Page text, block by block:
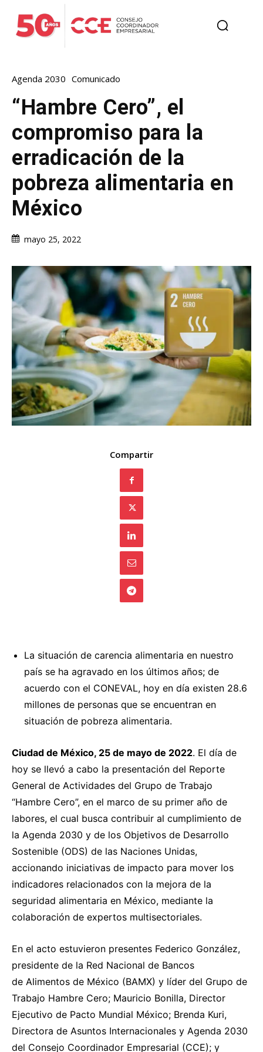
Agenda 2030 Comunicado
“Hambre Cero”, el
compromiso para la
erradicación de la
pobreza alimentaria en
México
mayo 25, 2022
Compartir
La situación de carencia alimentaria en nuestro
país se ha agravado en los últimos años; de
acuerdo con el CONEVAL, hoy en día existen 28.6
millones de personas que se encuentran en
situación de pobreza alimentaria.
Ciudad de México, 25 de mayo de 2022. El día de
hoy se llevó a cabo la presentación del Reporte
General de Actividades del Grupo de Trabajo
“Hambre Cero”, en el marco de su primer año de
labores, el cual busca contribuir al cumplimiento de
la Agenda 2030 y de los Objetivos de Desarrollo
Sostenible (ODS) de las Naciones Unidas,
accionando iniciativas de impacto para mover los
indicadores relacionados con la mejora de la
seguridad alimentaria en México, mediante la
colaboración de expertos multisectoriales.
En el acto estuvieron presentes Federico González,
presidente de la Red Nacional de Bancos
de Alimentos de México (BAMX) y líder del Grupo de
Trabajo Hambre Cero; Mauricio Bonilla, Director
Ejecutivo de Pacto Mundial México; Brenda Kuri,
Directora de Asuntos Internacionales y Agenda 2030
del Consejo Coordinador Empresarial (CCE); y